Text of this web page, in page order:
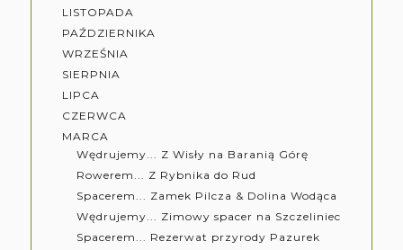
LISTOPADA
PAŹDZIERNIKA
WRZEŚNIA
SIERPNIA
LIPCA
CZERWCA
MARCA
Wędrujemy... Z Wisły na Baranią Górę
Rowerem... Z Rybnika do Rud
Spacerem... Zamek Pilcza & Dolina Wodąca
Wędrujemy... Zimowy spacer na Szczeliniec
Spacerem... Rezerwat przyrody Pazurek